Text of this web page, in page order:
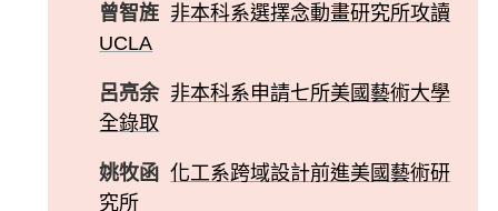
曾智旌 非本科系選擇念動畫研究所攻讀
UCLA
呂亮余 非本科系申請七所美國藝術大學
全錄取
姚牧函 化工系跨域設計前進美國藝術研
究所